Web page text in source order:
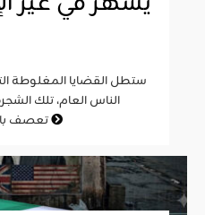
الناس العام، تلك
تعصف